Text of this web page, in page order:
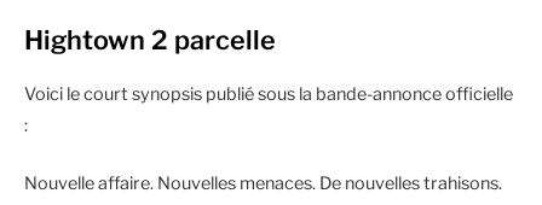
Hightown 2 parcelle
Voici le court synopsis publié sous la bande-annonce officielle
:
Nouvelle affaire. Nouvelles menaces. De nouvelles trahisons.